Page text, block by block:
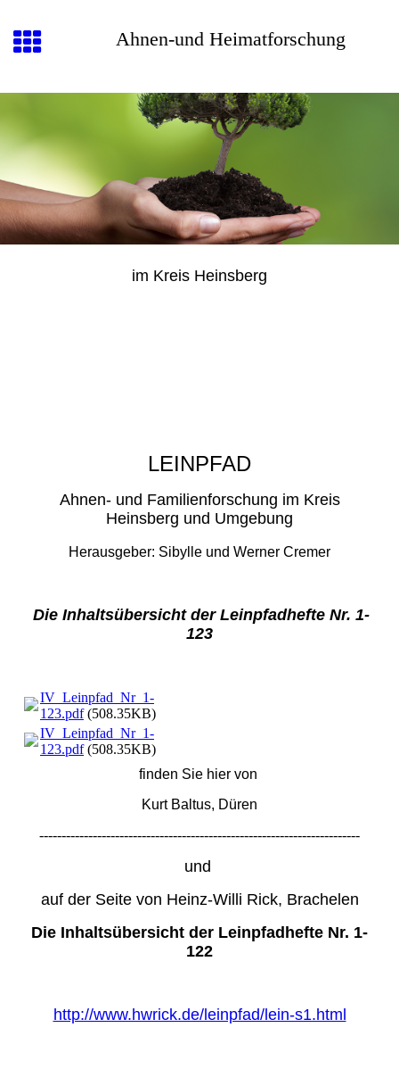
Ahnen-und Heimatforschung
im Kreis Heinsberg
LEINPFAD
Ahnen- und Familienforschung im Kreis
Heinsberg und Umgebung
Herausgeber: Sibylle und Werner Cremer
Die Inhaltsübersicht der Leinpfadhefte Nr. 1-
123
IV_Leinpfad_Nr_1-
123.pdf(508.35KB)
IV_Leinpfad_Nr_1-
123.pdf(508.35KB)
finden Sie hier von
Kurt Baltus, Düren
------------------------------------------------------------------------
und
auf der Seite von Heinz-Willi Rick, Brachelen
Die Inhaltsübersicht der Leinpfadhefte Nr. 1-
122
http://www.hwrick.de/leinpfad/lein-s1.html